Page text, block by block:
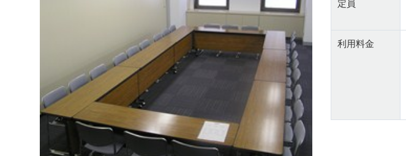
定員
利用料金